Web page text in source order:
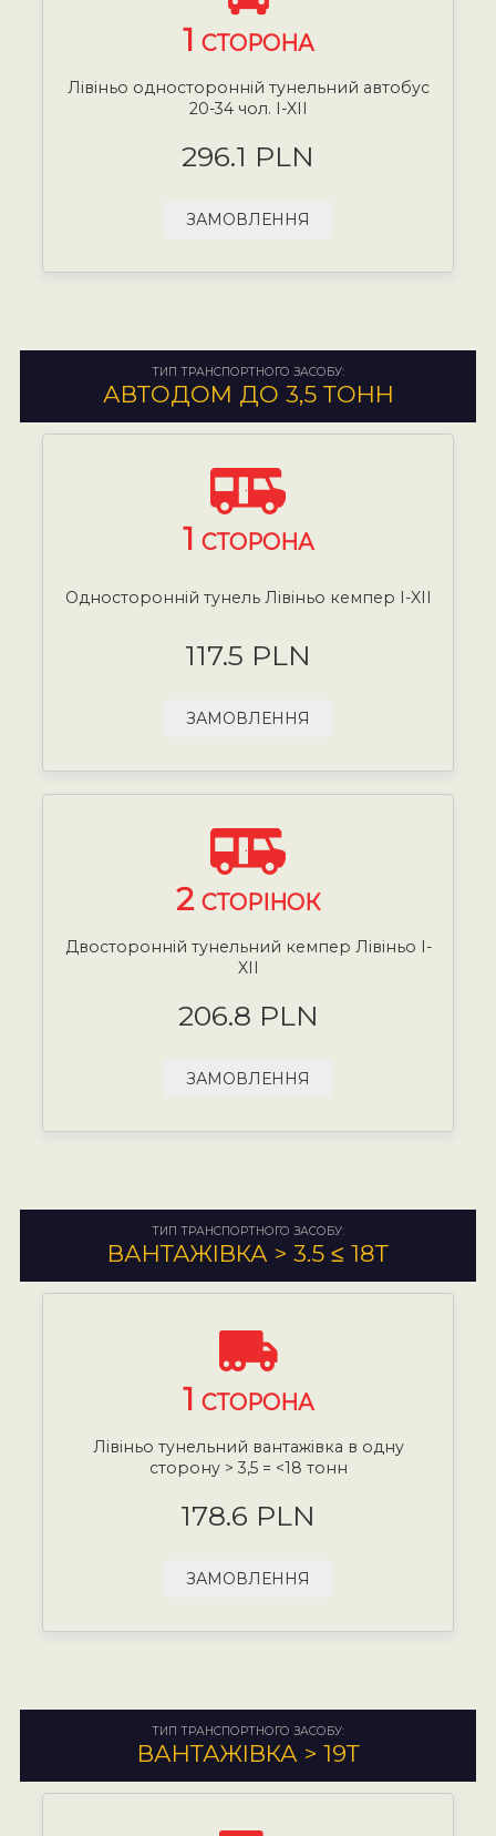
1 СТОРОНА
Лівіньо односторонній тунельний автобус
20-34 чол. I-XII
296.1 PLN
ЗАМОВЛЕННЯ
ТИП ТРАНСПОРТНОГО ЗАСОБУ:
АВТОДОМ ДО 3,5 ТОНН
1 СТОРОНА
Односторонній тунель Лівіньо кемпер I-XII
117.5 PLN
ЗАМОВЛЕННЯ
2 СТОРІНОК
Двосторонній тунельний кемпер Лівіньо I-
XII
206.8 PLN
ЗАМОВЛЕННЯ
ТИП ТРАНСПОРТНОГО ЗАСОБУ:
ВАНТАЖІВКА > 3.5 ≤ 18Т
1 СТОРОНА
Лівіньо тунельний вантажівка в одну
сторону > 3,5 = <18 тонн
178.6 PLN
ЗАМОВЛЕННЯ
ТИП ТРАНСПОРТНОГО ЗАСОБУ:
ВАНТАЖІВКА > 19Т